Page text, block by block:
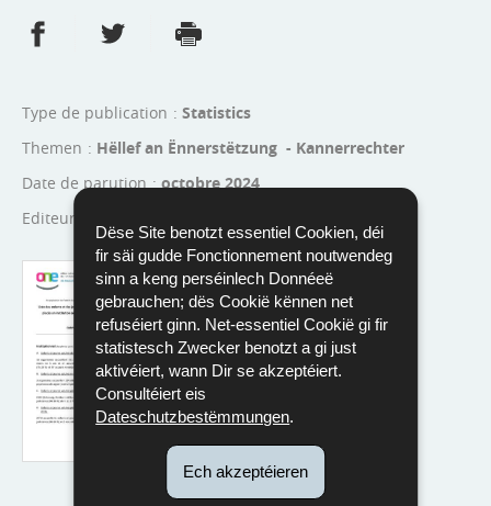
Dëse Site benotzt essentiel Cookien, déi
fir säi gudde Fonctionnement noutwendeg
sinn a keng perséinlech Donnéeë
gebrauchen; dës Cookië kënnen net
refuséiert ginn. Net-essentiel Cookië gi fir
statistesch Zwecker benotzt a gi just
aktivéiert, wann Dir se akzeptéiert.
Consultéiert eis
Dateschutzbestëmmungen.
Ech akzeptéieren
Partager sur Facebook
Partager sur Twitter
Type de publication
Statistics
Themen
Hëllef an Ënnerstëtzung - Kannerrechter
Date de parution
octobre 2024
Editeur
Langue :Franséisch
Pdf - 253 Kb - 4 page(s)
Eroflueden